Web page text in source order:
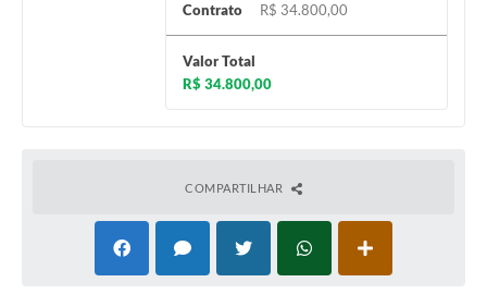
Contrato
R$ 34.800,00
Valor Total
R$ 34.800,00
COMPARTILHAR